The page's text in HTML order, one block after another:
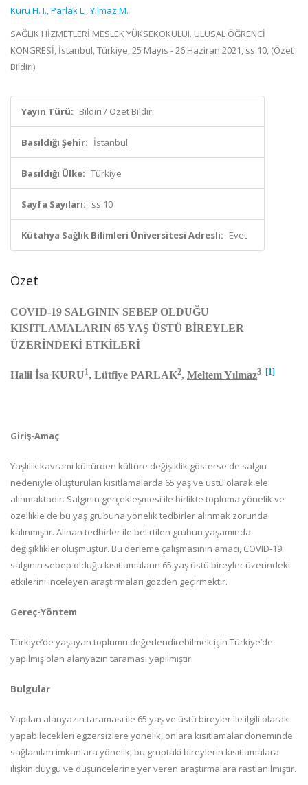
Kuru H. I.,Parlak L.,Yılmaz M.
SAĞLIK HİZMETLERİ MESLEK YÜKSEKOKULUI. ULUSAL ÖĞRENCİ
KONGRESİ, İstanbul, Türkiye, 25 Mayıs - 26 Haziran 2021, ss.10, (Özet
Bildiri)
Yayın Türü: Bildiri / Özet Bildiri
Basıldığı Şehir: İstanbul
Basıldığı Ülke: Türkiye
Sayfa Sayıları: ss.10
Kütahya Sağlık Bilimleri Üniversitesi Adresli: Evet
Özet
COVID-19 SALGININ SEBEP OLDUĞU
KISITLAMALARIN 65 YAŞ ÜSTÜ BİREYLER
ÜZERİNDEKİ ETKİLERİ
Halil İsa KURU1, Lütfiye PARLAK2, Meltem Yılmaz3 [1]
Giriş-Amaç
Yaşlılık kavramı kültürden kültüre değişiklik gösterse de salgın
nedeniyle oluşturulan kısıtlamalarda 65 yaş ve üstü olarak ele
alınmaktadır. Salgının gerçekleşmesi ile birlikte topluma yönelik ve
özellikle de bu yaş grubuna yönelik tedbirler alınmak zorunda
kalınmıştır. Alınan tedbirler ile belirtilen grubun yaşamında
değişiklikler oluşmuştur. Bu derleme çalışmasının amacı, COVID-19
salgının sebep olduğu kısıtlamaların 65 yaş üstü bireyler üzerindeki
etkilerini inceleyen araştırmaları gözden geçirmektir.
Gereç-Yöntem
Türkiye’de yaşayan toplumu değerlendirebilmek için Türkiye’de
yapılmış olan alanyazın taraması yapılmıştır.
Bulgular
Yapılan alanyazın taraması ile 65 yaş ve üstü bireyler ile ilgili olarak
yapabilecekleri egzersizlere yönelik, onlara kısıtlamalar döneminde
sağlanılan imkanlara yönelik, bu gruptaki bireylerin kısıtlamalara
ilişkin duygu ve düşüncelerine yer veren araştırmalara rastlanılmıştır.